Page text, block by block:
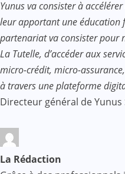
Yunus va consister à
leur apportant une éducation
partenariat va consister pour
La Tutelle, d’accéder aux
micro-crédit, micro-
à travers une plateforme
Directeur général de Yunus
La Rédaction